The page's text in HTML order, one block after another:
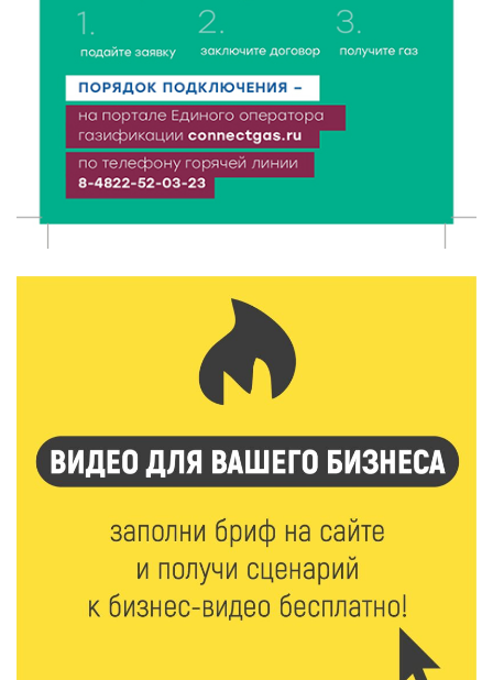
Названы первые победители программы «Земский
работник культуры» в Тверской области
7 Авг 2026 16:32 368
Без прав и лицензий: итоги проверки таксистов в
Твери
7 Авг 2026 16:02 354
рассказ о жизни пчёл
182
Открыт набор на программу амбассадоров для
студентов российских вузов
7 Авг 2026 15:37 181
Жителям Тверской области напомнили об
опасности домашних заготовок
7 Авг 2026 15:32 188
Золотой век “Горьковки”: как А. М. Кузнецова